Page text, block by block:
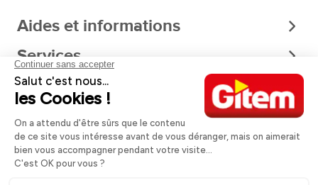
Aides et informations
Services
Informations légales
A propos
Nos magasins